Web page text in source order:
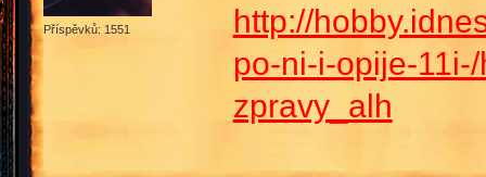
Příspěvků: 1551
http://
po-ni-i-opije-
zpravy_alh